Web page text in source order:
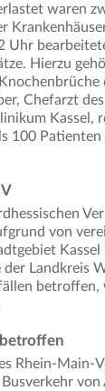
waren
Uhr
Hierzu
Chefarzt
Kassel,
100 Patienten
von
Landkreis
betroffen,
Rhein-Main-
von